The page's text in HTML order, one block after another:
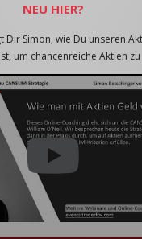
NEU HIER?
Dir Simon, wie Du unseren
um chancenreiche Aktien